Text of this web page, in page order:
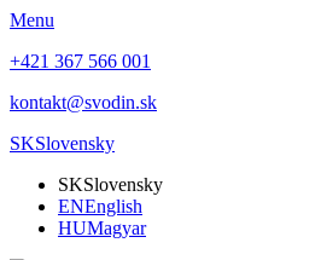
Menu
+421 367 566 001
kontakt@svodin.sk
SKSlovensky
SKSlovensky
ENEnglish
HUMagyar